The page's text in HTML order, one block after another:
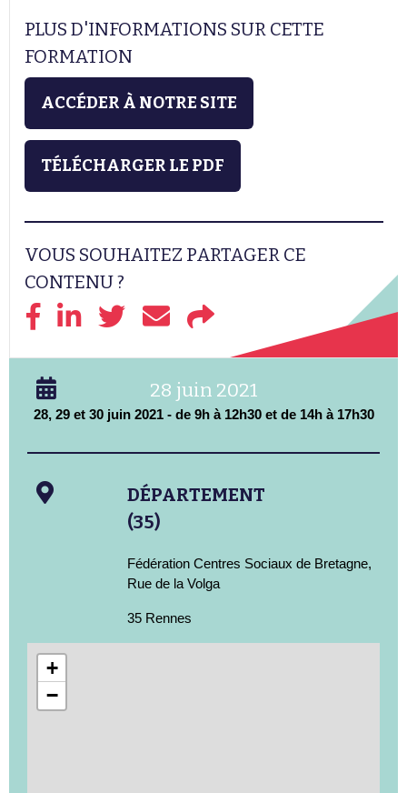
PLUS D'INFORMATIONS SUR CETTE
FORMATION
ACCÉDER À NOTRE SITE
TÉLÉCHARGER LE PDF
VOUS SOUHAITEZ PARTAGER CE
CONTENU ?
28 juin 2021
28, 29 et 30 juin 2021 - de 9h à 12h30 et de 14h à 17h30
DÉPARTEMENT
(35)
Fédération Centres Sociaux de Bretagne,
Rue de la Volga
35 Rennes
+
−